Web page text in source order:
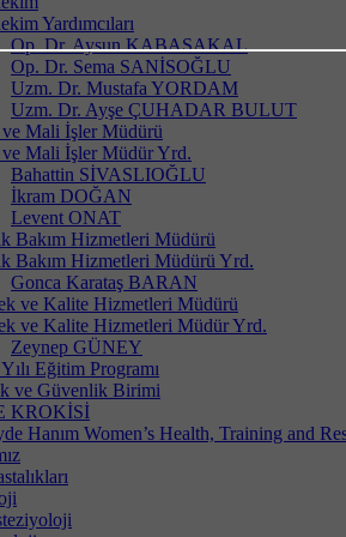
Yardımcıları
Op. Dr. Aysun KABASAKAL
Op. Dr. Sema SANİSOĞLU
Uzm. Dr. Mustafa YORDAM
Uzm. Dr. Ayşe ÇUHADAR BULUT
Mali İşler Müdürü
Mali İşler Müdür Yrd.
Bahattin SİVASLIOĞLU
İkram DOĞAN
Levent ONAT
Bakım Hizmetleri Müdürü
Bakım Hizmetleri Müdürü Yrd.
Gonca Karataş BARAN
ve Kalite Hizmetleri Müdürü
ve Kalite Hizmetleri Müdür Yrd.
Zeynep GÜNEY
Eğitim Programı
ve Güvenlik Birimi
KROKİSİ
Hanım Women’s Health, Training and